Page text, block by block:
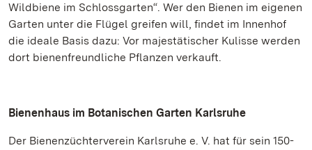
Wildbiene im Schlossgarten“. Wer den Bienen im eigenen
Garten unter die Flügel greifen will, findet im Innenhof
die ideale Basis dazu: Vor majestätischer Kulisse werden
dort bienenfreundliche Pflanzen verkauft.
Bienenhaus im Botanischen Garten Karlsruhe
Der Bienenzüchterverein Karlsruhe e. V. hat für sein 150-